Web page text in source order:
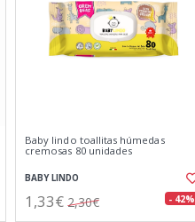
Baby lindo toallitas húmedas
cremosas 80 unidades
BABY LINDO
1,33€ 2,30€ - 42%